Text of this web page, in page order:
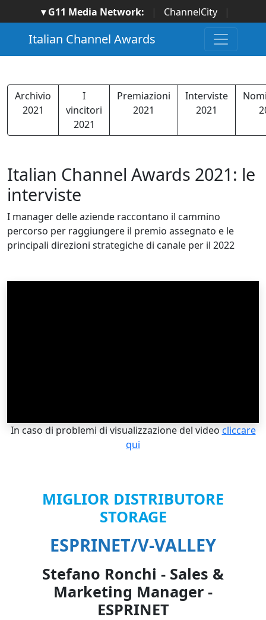
▾ G11 Media Network: | ChannelCity
|
ImpresaCity | SecurityOpenLab | Italian Channel
Awards | Italian Project Awards
Italian Security
Awards | ...
Italian Channel Awards
Archivio
2021
I
vincitori
2021
Premiazioni
2021
Interviste
2021
Italian Channel Awards 2021: le
interviste
I manager delle aziende raccontano il cammino
percorso per raggiungere il premio assegnato e le
principali direzioni strategiche di canale per il 2022
In caso di problemi di visualizzazione del video cliccare
qui
MIGLIOR DISTRIBUTORE
STORAGE
ESPRINET/V-VALLEY
Stefano Ronchi - Sales &
Marketing Manager -
ESPRINET